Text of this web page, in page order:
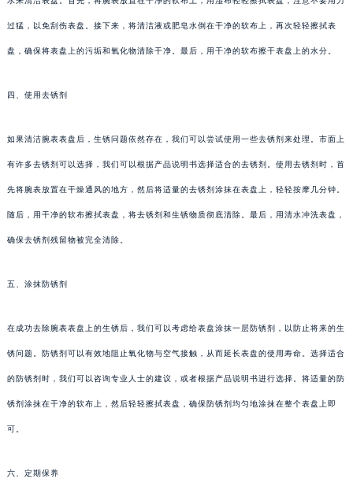
过猛，以免刮伤表盘。接下来，将清洁液或肥皂水倒在干净的软布上，再次轻轻擦拭表
盘，确保将表盘上的污垢和氧化物清除干净。最后，用干净的软布擦干表盘上的水分。
四、使用去锈剂
如果清洁腕表表盘后，生锈问题依然存在，我们可以尝试使用一些去锈剂来处理。市面上
有许多去锈剂可以选择，我们可以根据产品说明书选择适合的去锈剂。使用去锈剂时，首
先将腕表放置在干燥通风的地方，然后将适量的去锈剂涂抹在表盘上，轻轻按摩几分钟。
随后，用干净的软布擦拭表盘，将去锈剂和生锈物质彻底清除。最后，用清水冲洗表盘，
确保去锈剂残留物被完全清除。
五、涂抹防锈剂
在成功去除腕表表盘上的生锈后，我们可以考虑给表盘涂抹一层防锈剂，以防止将来的生
锈问题。防锈剂可以有效地阻止氧化物与空气接触，从而延长表盘的使用寿命。选择适合
的防锈剂时，我们可以咨询专业人士的建议，或者根据产品说明书进行选择。将适量的防
锈剂涂抹在干净的软布上，然后轻轻擦拭表盘，确保防锈剂均匀地涂抹在整个表盘上即
可。
六、定期保养